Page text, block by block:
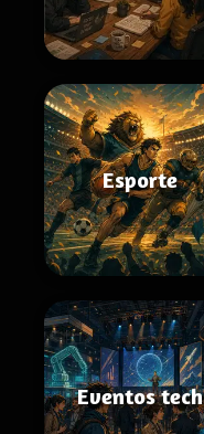
Esporte
Eventos tech